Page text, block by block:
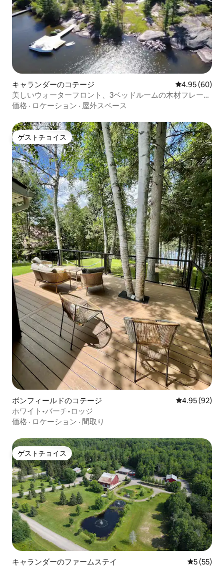
キャランダーのコテージ レビュー60
4.95 (60)
美しいウォーターフロント、3ベッドルームの木材フレーム
の家。
価格 · ロケーション · 屋外スペース
ゲストチョイス
ゲストチョイス
ボンフィールドのコテージ レビュー92
4.95 (92)
ホワイト•バーチ•ロッジ
価格 · ロケーション · 間取り
ゲストチョイス
ゲストチョイス
キャランダーのファームステイ レビュー
5 (55)